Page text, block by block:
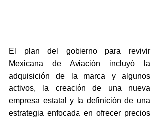
El plan del gobierno para revivir
Mexicana de Aviación incluyó la
adquisición de la marca y algunos
activos, la creación de una nueva
empresa estatal y la definición de una
estrategia enfocada en ofrecer precios